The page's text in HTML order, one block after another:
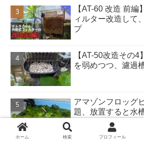
【AT-60 改造 前
ィルター改造して
プ
【AT-50改造その
を弱めつつ、濾過
アマゾンフロッグ
題、放置すると水
ホーム 検索 プロフィール